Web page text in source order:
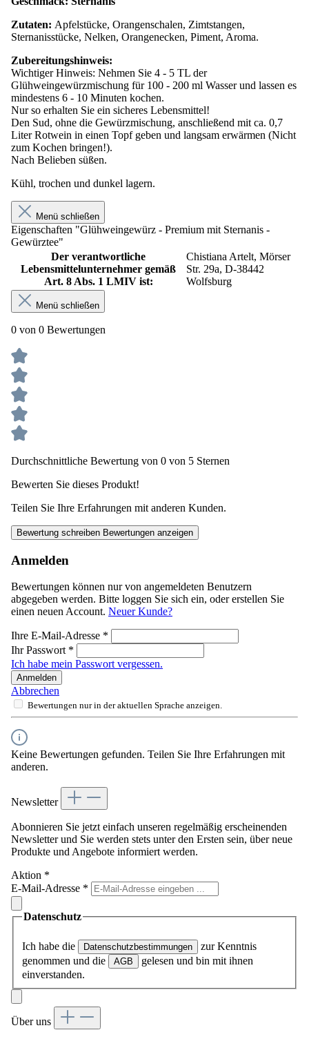
Zutaten: Apfelstücke, Orangenschalen, Zimtstangen,
Sternanisstücke, Nelken, Orangenecken, Piment, Aroma.
Zubereitungshinweis:
Wichtiger Hinweis: Nehmen Sie 4 - 5 TL der
Glühweingewürzmischung für 100 - 200 ml Wasser und lassen es
mindestens 6 - 10 Minuten kochen.
Nur so erhalten Sie ein sicheres Lebensmittel!
Den Sud, ohne die Gewürzmischung, anschließend mit ca. 0,7
Liter Rotwein in einen Topf geben und langsam erwärmen (Nicht
zum Kochen bringen!).
Nach Belieben süßen.
Kühl, trochen und dunkel lagern.
Menü schließen
Eigenschaften "Glühweingewürz - Premium mit Sternanis -
Gewürztee"
Der verantwortliche
Lebensmittelunternehmer gemäß
Art. 8 Abs. 1 LMIV ist:
Chistiana Artelt, Mörser
Str. 29a, D-38442
Wolfsburg
Menü schließen
0 von 0 Bewertungen
Durchschnittliche Bewertung von 0 von 5 Sternen
Bewerten Sie dieses Produkt!
Teilen Sie Ihre Erfahrungen mit anderen Kunden.
Bewertung schreiben Bewertungen anzeigen
Anmelden
Bewertungen können nur von angemeldeten Benutzern
abgegeben werden. Bitte loggen Sie sich ein, oder erstellen Sie
einen neuen Account. Neuer Kunde?
Ihre E-Mail-Adresse *
Ihr Passwort *
Ich habe mein Passwort vergessen.
Anmelden
Abbrechen
Bewertungen nur in der aktuellen Sprache anzeigen.
Keine Bewertungen gefunden. Teilen Sie Ihre Erfahrungen mit
anderen.
Newsletter
Abonnieren Sie jetzt einfach unseren regelmäßig erscheinenden
Newsletter und Sie werden stets unter den Ersten sein, über neue
Produkte und Angebote informiert werden.
Aktion *
E-Mail-Adresse *
Datenschutz
Ich habe die Datenschutzbestimmungen
zur Kenntnis
genommen und die
AGB
gelesen und bin mit ihnen
einverstanden.
Über uns